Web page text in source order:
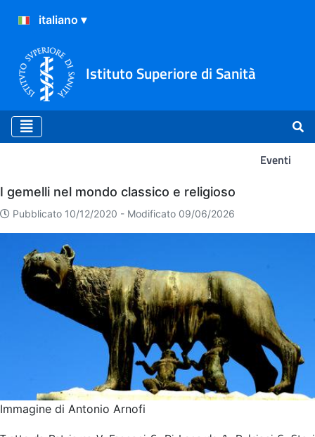
Istituto Superiore di Sanità
Eventi
Eventi
I gemelli nel mondo classico e religioso
Pubblicato 10/12/2020 - Modificato 09/06/2026
Immagine di Antonio Arnofi